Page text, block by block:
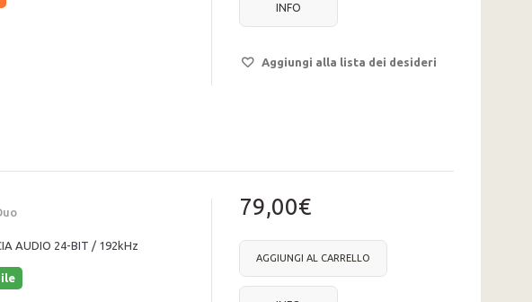
INFO
Aggiungi alla lista dei desideri
AUDIO 24-BIT / 192kHz
79,00€
AGGIUNGI AL CARRELLO